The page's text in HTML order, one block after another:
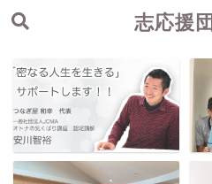
志応援